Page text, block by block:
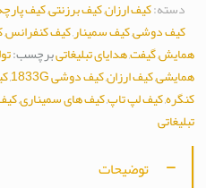
دسته:کیف ارزان,کیف برزنتی,کیف
کیف دوشی,کیف سمینار,کیف کنفرانس,
همایش,گیفت,هدایای تبلیغاتیبرچسب:
همایشی,کیف ارزان,کیف دوشی 1833G ,
کنگره,کیف لپ تاپ,کیف های سمیناری,
تبلیغاتی
توضیحات